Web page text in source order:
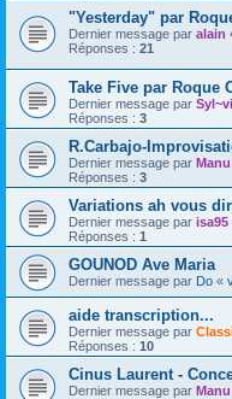
"Yesterday" par
Dernier message par alain
Réponses : 21
Take Five par Roque
Dernier message par
Réponses : 3
R.Carbajo-
Dernier message par
Réponses : 3
Variations ah vous
Dernier message par isa95
Réponses : 1
GOUNOD Ave Maria
Dernier message par Do «
aide transcription...
Dernier message par
Réponses : 10
Cinus Laurent -
Dernier message par